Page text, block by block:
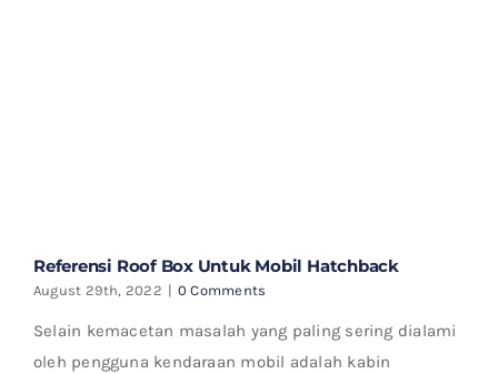
Referensi Roof Box Untuk Mobil Hatchback
August 29th, 2022 | 0 Comments
Selain kemacetan masalah yang paling sering dialami
oleh pengguna kendaraan mobil adalah kabin